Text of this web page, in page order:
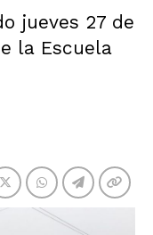
jueves 27 de
la Escuela